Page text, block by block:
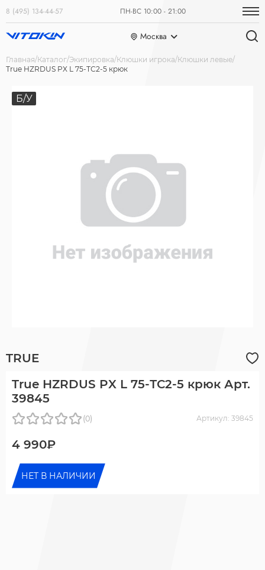
8 (495) 134-44-57 ПН-ВС 10:00 - 21:00
Москва
Главная Каталог Экипировка Клюшки игрока Клюшки левые
True HZRDUS PX L 75-ТС2-5 крюк
Б/У
TRUE
True HZRDUS PX L 75-ТС2-5 крюк Арт.
39845
(0) Артикул: 39845
4 990₽
НЕТ В НАЛИЧИИ